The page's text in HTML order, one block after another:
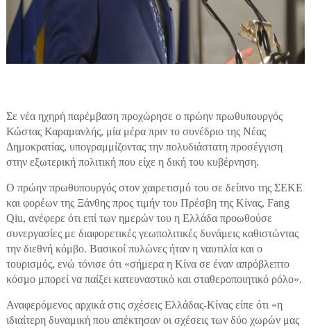
Σε νέα ηχηρή παρέμβαση προχώρησε ο πρώην πρωθυπουργός
Κώστας Καραμανλής, μία μέρα πριν το συνέδριο της Νέας
Δημοκρατίας, υπογραμμίζοντας την πολυδιάστατη προσέγγιση
στην εξωτερική πολιτική που είχε η δική του κυβέρνηση.
Ο πρώην πρωθυπουργός στον χαιρετισμό του σε δείπνο της ΣΕΚΕ
και φορέων της Ξάνθης προς τιμήν του Πρέσβη της Κίνας, Fang
Qiu, ανέφερε ότι επί των ημερών του η Ελλάδα προωθούσε
συνεργασίες με διαφορετικές γεωπολιτικές δυνάμεις καθιστώντας
την διεθνή κόμβο. Βασικοί πυλώνες ήταν η ναυτιλία και ο
τουρισμός, ενώ τόνισε ότι «σήμερα η Κίνα σε έναν απρόβλεπτο
κόσμο μπορεί να παίξει κατευναστικό και σταθεροποιητικό ρόλο».
Αναφερόμενος αρχικά στις σχέσεις Ελλάδας-Κίνας είπε ότι «η
ιδιαίτερη δυναμική που απέκτησαν οι σχέσεις των δύο χωρών μας